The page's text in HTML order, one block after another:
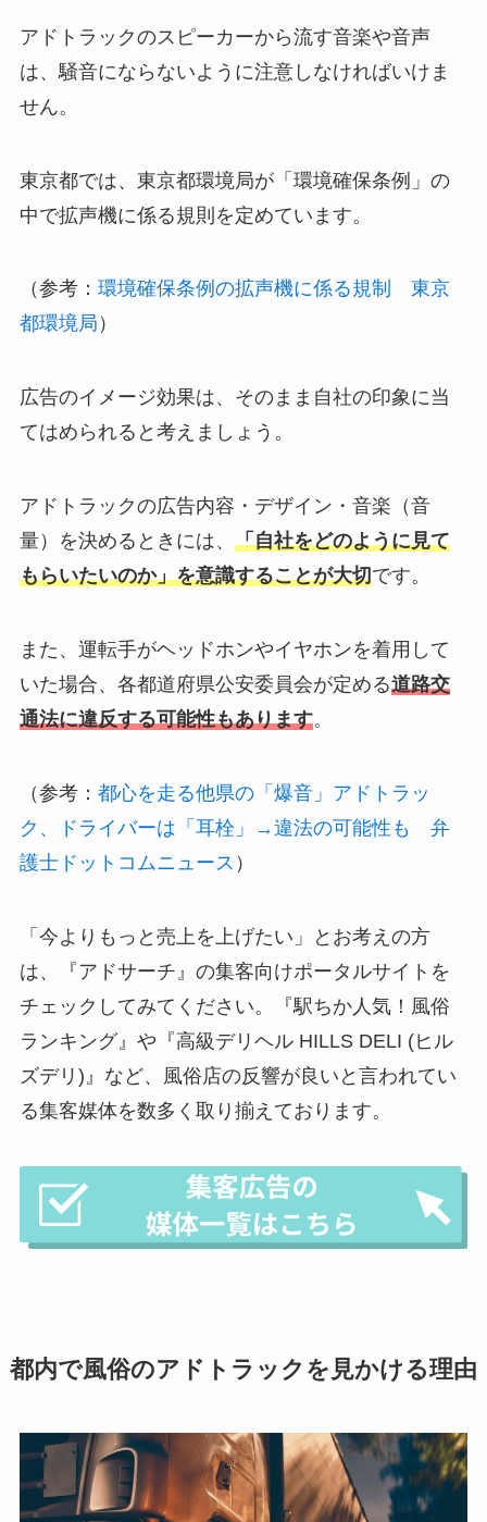
アドトラックのスピーカーから流す音楽や音声
は、騒音にならないように注意しなければいけま
せん。
東京都では、東京都環境局が「環境確保条例」の
中で拡声機に係る規則を定めています。
（参考： 環境確保条例の拡声機に係る規制 東京
都環境局 ）
広告のイメージ効果は、そのまま自社の印象に当
てはめられると考えましょう。
アドトラックの広告内容・デザイン・音楽（音
量）を決めるときには、 「自社をどのように見て
もらいたいのか」を意識することが大切です。
また、運転手がヘッドホンやイヤホンを着用して
いた場合、各都道府県公安委員会が定める道路交
通法に違反する可能性もあります。
（参考： 都心を走る他県の「爆音」アドトラッ
ク、ドライバーは「耳栓」→違法の可能性も 弁
護士ドットコムニュース ）
「今よりもっと売上を上げたい」とお考えの方
は、『アドサーチ』の集客向けポータルサイトを
チェックしてみてください。『駅ちか人気！風俗
ランキング』や『高級デリヘル HILLS DELI (ヒル
ズデリ)』など、風俗店の反響が良いと言われてい
る集客媒体を数多く取り揃えております。
都内で風俗のアドトラックを見かける理由